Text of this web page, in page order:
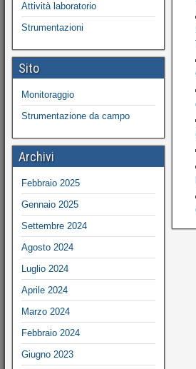
Attività laboratorio
Strumentazioni
Sito
Monitoraggio
Strumentazione da campo
Archivi
Febbraio 2025
Gennaio 2025
Settembre 2024
Agosto 2024
Luglio 2024
Aprile 2024
Marzo 2024
Febbraio 2024
Giugno 2023